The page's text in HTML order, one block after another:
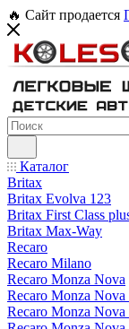
🔥 Сайт продается
Каталог
Britax
Britax Evolva 123
Britax First Class
Britax Max-Way
Recaro
Recaro Milano
Recaro Monza Nova
Recaro Monza Nova
Recaro Monza Nova